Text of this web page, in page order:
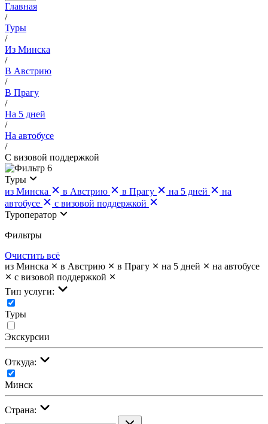
Главная
/
Туры
/
Из Минска
/
В Австрию
/
В Прагу
/
На 5 дней
/
На автобусе
/
С визовой поддержкой
6
Туры
из Минска
в Австрию в Прагу на 5 дней
на
автобусе
с визовой поддержкой
Туроператор
Фильтры
Очистить всё
из Минска
в Австрию в Прагу на 5 дней
на автобусе
с визовой поддержкой
Тип услуги:
Туры
Экскурсии
Откуда:
Минск
Страна: